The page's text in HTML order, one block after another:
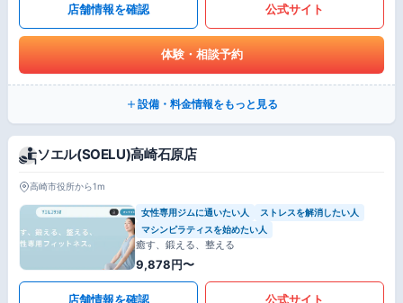
店舗情報を確認 公式サイト
体験・相談予約
設備・料金情報をもっと見る
ソエル(SOELU)高崎石原店
高崎市役所から1m
女性専用ジムに通いたい人
ストレスを解消したい人
マシンピラティスを始めたい人
癒す、鍛える、整える
9,878円〜
店舗情報を確認 公式サイト